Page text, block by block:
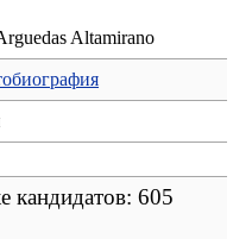
Altamirano
кандидатов: 605